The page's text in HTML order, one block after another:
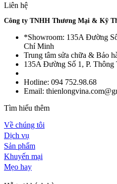
Liên hệ
Công ty TNHH Thương Mại & Kỹ
*Showroom: 135A Đường
Chí Minh
Trung tâm sửa chữa & Bảo
135A Đường Số 1, P.
Hotline: 094 752.98.68
Email:
Tìm hiểu thêm
Về chúng tôi
Dịch vụ
Sản phẩm
Khuyến mại
Mẹo hay